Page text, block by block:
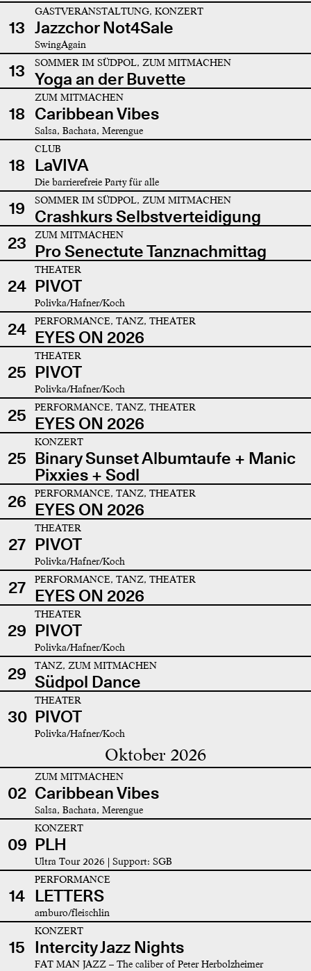
13
GASTVERANSTALTUNG, KONZERT
Jazzchor Not4Sale
SwingAgain
13 SOMMER IM SÜDPOL, ZUM MITMACHEN
Yoga an der Buvette
18
ZUM MITMACHEN
Caribbean Vibes
Salsa, Bachata, Merengue
18
CLUB
LaVIVA
Die barrierefreie Party für alle
19 SOMMER IM SÜDPOL, ZUM MITMACHEN
Crashkurs Selbstverteidigung
23
ZUM MITMACHEN
Pro Senectute Tanznachmittag
24
THEATER
PIVOT
Polivka/Hafner/Koch
24 PERFORMANCE, TANZ, THEATER
EYES ON 2026
25
THEATER
PIVOT
Polivka/Hafner/Koch
25 PERFORMANCE, TANZ, THEATER
EYES ON 2026
25
KONZERT
Binary Sunset Albumtaufe + Manic
Pixxies + Sodl
26
PERFORMANCE, TANZ, THEATER
EYES ON 2026
27
THEATER
PIVOT
Polivka/Hafner/Koch
27 PERFORMANCE, TANZ, THEATER
EYES ON 2026
29
THEATER
PIVOT
Polivka/Hafner/Koch
29 TANZ, ZUM MITMACHEN
Südpol Dance
30
THEATER
PIVOT
Polivka/Hafner/Koch
Oktober 2026
02
ZUM MITMACHEN
Caribbean Vibes
Salsa, Bachata, Merengue
09
KONZERT
PLH
Ultra Tour 2026 | Support: SGB
14
PERFORMANCE
LETTERS
amburo/fleischlin
15
KONZERT
Intercity Jazz Nights
FAT MAN JAZZ – The caliber of Peter Herbolzheimer